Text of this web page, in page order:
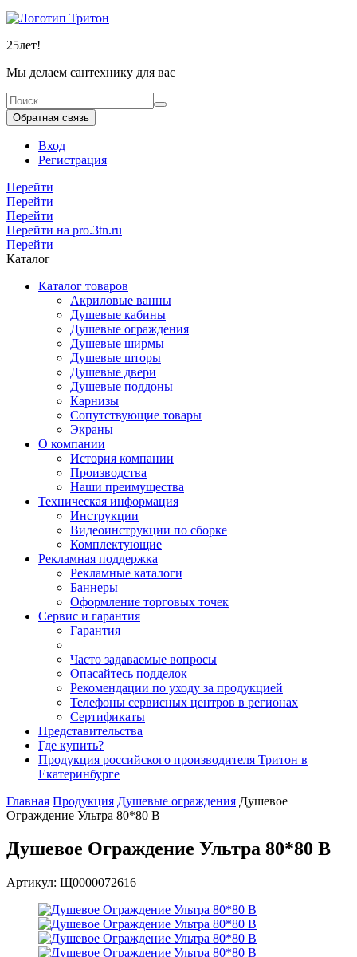
25лет!
Мы делаем сантехнику для вас
Обратная связь
Вход
Регистрация
Перейти
Перейти
Перейти
Перейти на pro.3tn.ru
Перейти
Каталог
Каталог товаров
Акриловые ванны
Душевые кабины
Душевые ограждения
Душевые ширмы
Душевые шторы
Душевые двери
Душевые поддоны
Карнизы
Сопутствующие товары
Экраны
О компании
История компании
Производства
Наши преимущества
Техническая информация
Инструкции
Видеоинструкции по сборке
Комплектующие
Рекламная поддержка
Рекламные каталоги
Баннеры
Оформление торговых точек
Сервис и гарантия
Гарантия
Часто задаваемые вопросы
Опасайтесь подделок
Рекомендации по уходу за продукцией
Телефоны сервисных центров в регионах
Сертификаты
Представительства
Где купить?
Продукция российского производителя Тритон в
Екатеринбурге
Главная Продукция Душевые ограждения Душевое
Ограждение Ультра 80*80 В
Душевое Ограждение Ультра 80*80 В
Артикул: Щ0000072616